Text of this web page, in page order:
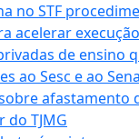
no STF
acelerar
de ensino
ao Sesc e ao
afastamento
TJMG